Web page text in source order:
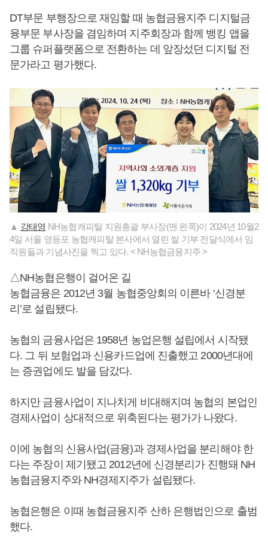
DT부문 부행장으로 재임할 때 농협금융지주 디지털금
융부문 부사장을 겸임하며 지주회장과 함께 뱅킹 앱을
그룹 슈퍼플랫폼으로 전환하는 데 앞장섰던 디지털 전
문가라고 평가했다.
▲ 강태영 NH농협캐피탈 지원총괄 부사장(맨 왼쪽)이 2024년 10월2
4일 서울 영등포 농협캐피탈 본사에서 열린 쌀 기부 전달식에서 임
직원들과 기념사진을 찍고 있다. < NH농협금융지주 >
△NH농협은행이 걸어온 길
농협금융은 2012년 3월 농협중앙회의 이른바 ‘신경분
리’로 설립됐다.
농협의 금융사업은 1958년 농업은행 설립에서 시작됐
다. 그 뒤 보험업과 신용카드업에 진출했고 2000년대에
는 증권업에도 발을 담갔다.
하지만 금융사업이 지나치게 비대해지며 농협의 본업인
경제사업이 상대적으로 위축된다는 평가가 나왔다.
이에 농협의 신용사업(금융)과 경제사업을 분리해야 한
다는 주장이 제기됐고 2012년에 신경분리가 진행돼 NH
농협금융지주와 NH경제지주가 설립됐다.
농협은행은 이때 농협금융지주 산하 은행법인으로 출범
했다.